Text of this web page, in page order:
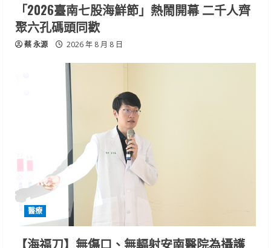
「2026臺南七股海鮮節」熱鬧開幕 二千人齊
聚六孔碼頭同歡
蔡 永源 2026 年 8 月 8 日
醫療
【海福刀】無傷口、無輻射安南醫院為攝護